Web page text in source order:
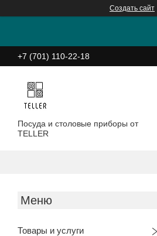
Создать сайт
+7 (701) 110-22-18
Посуда и столовые приборы от
TELLER
Товары и услуги